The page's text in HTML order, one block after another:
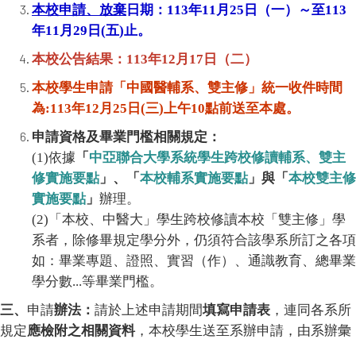
本校申請、放棄 日期：113年11月25日（一）～至113
年11月29日(五)止。
本校公告結果：113年12月17日（二）
本校學生申請「中國醫輔系、雙主修」統一收件時間
為:113年12月25日(三)上午10點前送至本處。
申請資格及畢業門檻相關規定：
(1)依據 「 中亞聯合大學系統學生跨校修讀輔系、雙主
修實施要點 」、「 本校輔系實施要點 」與「 本校雙主修
實施要點 」 辦理。
(2)「本校、中醫大」學生跨校修讀本校「雙主修」學
系者，除修畢規定學分外，仍須符合該學系所訂之各項
如：畢業專題、證照、實習（作）、通識教育、總畢業
學分數...等畢業門檻。
三、 申請辦法： 請於上述申請期間填寫申請表 ，連同各系所
規定應檢附之相關資料，本校學生送至系辦申請，由系辦彙